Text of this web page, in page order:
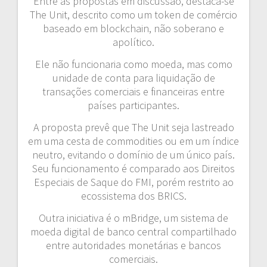
The Unit, descrito como um token de comércio
baseado em blockchain, não soberano e
apolítico.
Ele não funcionaria como moeda, mas como
unidade de conta para liquidação de
transações comerciais e financeiras entre
países participantes.
A proposta prevê que The Unit seja lastreado
em uma cesta de commodities ou em um índice
neutro, evitando o domínio de um único país.
Seu funcionamento é comparado aos Direitos
Especiais de Saque do FMI, porém restrito ao
ecossistema dos BRICS.
Outra iniciativa é o mBridge, um sistema de
moeda digital de banco central compartilhado
entre autoridades monetárias e bancos
comerciais.